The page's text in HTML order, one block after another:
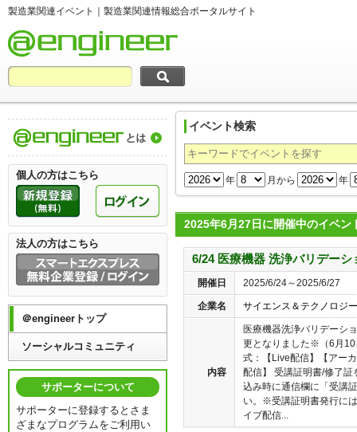
製造業関連イベント｜製造業関連情報総合ポータルサイト
イベント検索
年 月から 年
2025年6月27日に開催中のイベン
6/24 医療機器 洗浄バリデーシ
開催日 2025/6/24～2025/6/27
企業名 サイエンス＆テクノロジ
内容
医療機器洗浄バリデーシ
更となりました※（6月
式：【Live配信】【アー
配信】 受講証明書/修了
込み時に通信欄に「受講
い。※受講証明書発行に
イブ配信...
製造業関連情報総合ポータルサイト＠
個人の方はこちら
法人の方はこちら
＠engineerトップ
ソーシャルコミュニティ
サポーターについて
サポーターに登録するとさま
ざまなプログラムをご利用い